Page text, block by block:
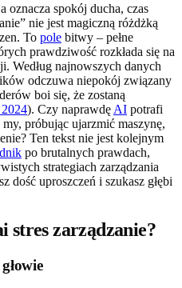
oznacza spokój ducha, czas
nie jest magiczną różdżką
To pole bitwy – pełne
prawdziwość rozkłada się na
Według najnowszych danych
odczuwa niepokój związany
boi się, że zostaną
). Czy naprawdę AI potrafi
próbując ujarzmić maszynę,
Ten tekst nie jest kolejnym
po brutalnych prawdach,
strategiach zarządzania
dość uproszczeń i szukasz głębi
stres zarządzanie?